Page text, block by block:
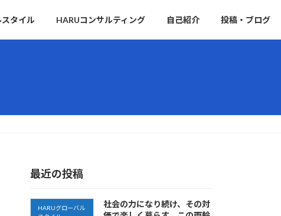
タイル HARUコンサルティング 自己紹介 投稿・ブログ
最近の投稿
HARUグローバル
社会の力になり続け、その対